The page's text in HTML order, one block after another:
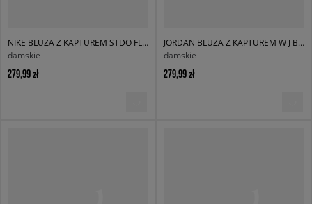
NIKE BLUZA Z KAPTUREM STDO FLC MW OS PO HDY
damskie
279,99 zł
JORDAN BLUZA Z KAPTUREM W J BRK FLC PO BB
damskie
279,99 zł